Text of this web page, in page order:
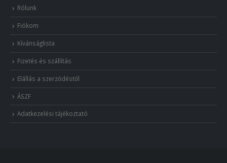
Rólunk
Fiókom
Kívánságlista
Fizetés és szállítás
Elállás a szerződéstől
ÁSZF
Adatkezelési tájékoztató